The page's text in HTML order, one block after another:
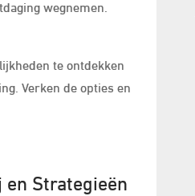
wegnemen.
te ontdekken
Verken de opties en
Strategieën